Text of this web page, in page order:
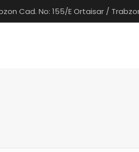
Cad. No: 155/E Ortaisar /